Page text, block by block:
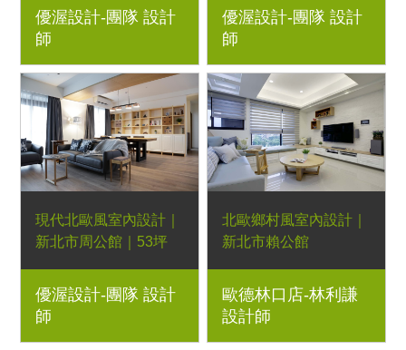
椅、梣木茶几、現代沙
發、木工裝潢、鋼刷木
｜室內設計、室內裝
潢、舊屋翻新、新屋裝
潢、實木家具規劃
優渥設計-團隊 設計
師
木邊桌、木靠牆架、梣
木電視櫃、梣木休閒
色椅、梣木床架、梣木
床頭櫃、梣木造型書桌
｜室內設計、室內裝
潢、舊屋翻新、新屋裝
潢、實木家具規劃
優渥設計-團隊 設計
師
現代北歐風室內設計｜
新北市周公館｜53坪
系統櫃、金絲柚木桌
板、共側書櫃、餐櫃、
斗櫃、餐桌、梣木彩色
椅、樹型彩繪茶几、北
優渥設計-團隊 設計
師
北歐鄉村風室內設計｜
新北市賴公館
系統櫃、梣木床架、梣
木床頭櫃、梣木餐椅｜
室內設計、室內裝潢、
舊屋翻新、新屋裝潢、
歐德林口店-林利謙
設計師